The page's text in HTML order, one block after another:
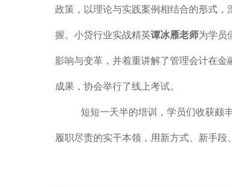
政策，以理论与实践案例相结合的形式
握。小贷行业实战精英谭冰雁老师为学员
影响与变革，并着重讲解了管理会计在
成果，协会举行了线上考试。
短短一天半的培训，学员们收获颇
履职尽责的实干本领，用新方式、新手